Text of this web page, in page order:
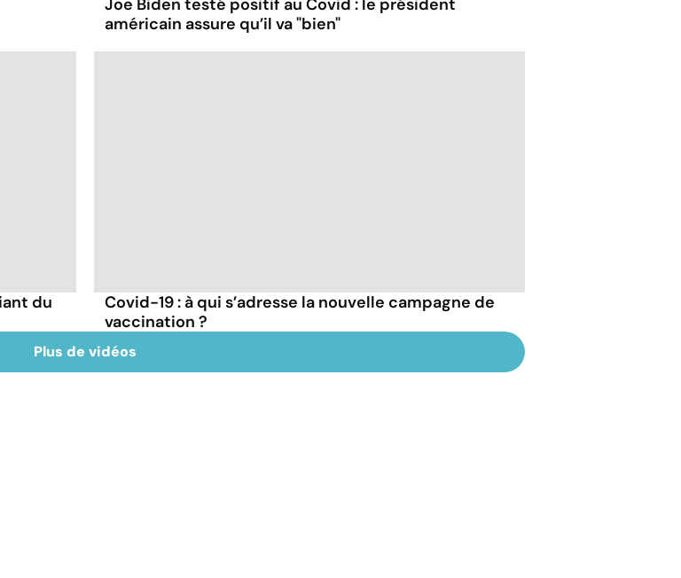
Joe Biden testé positif au Covid : le président
américain assure qu’il va "bien"
du
Covid-19 : à qui s’adresse la nouvelle campagne de
vaccination ?
Plus de vidéos